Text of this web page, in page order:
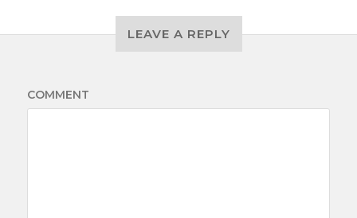
LEAVE A REPLY
COMMENT